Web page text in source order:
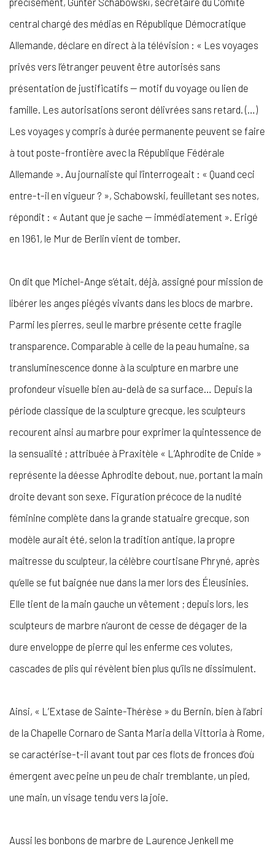
central chargé des médias en République Démocratique
Allemande, déclare en direct à la télévision : « Les voyages
privés vers l’étranger peuvent être autorisés sans
présentation de justificatifs — motif du voyage ou lien de
famille. Les autorisations seront délivrées sans retard. (…)
Les voyages y compris à durée permanente peuvent se faire
à tout poste-frontière avec la République Fédérale
Allemande ». Au journaliste qui l’interrogeait : « Quand ceci
entre-t-il en vigueur ? », Schabowski, feuilletant ses notes,
répondit : « Autant que je sache — immédiatement ». Erigé
en 1961, le Mur de Berlin vient de tomber.
On dit que Michel-Ange s’était, déjà, assigné pour mission de
libérer les anges piégés vivants dans les blocs de marbre.
Parmi les pierres, seul le marbre présente cette fragile
transparence. Comparable à celle de la peau humaine, sa
transluminescence donne à la sculpture en marbre une
profondeur visuelle bien au-delà de sa surface… Depuis la
période classique de la sculpture grecque, les sculpteurs
recourent ainsi au marbre pour exprimer la quintessence de
la sensualité ; attribuée à Praxitèle « L’Aphrodite de Cnide »
représente la déesse Aphrodite debout, nue, portant la main
droite devant son sexe. Figuration précoce de la nudité
féminine complète dans la grande statuaire grecque, son
modèle aurait été, selon la tradition antique, la propre
maîtresse du sculpteur, la célèbre courtisane Phryné, après
qu’elle se fut baignée nue dans la mer lors des Éleusinies.
Elle tient de la main gauche un vêtement ; depuis lors, les
sculpteurs de marbre n’auront de cesse de dégager de la
dure enveloppe de pierre qui les enferme ces volutes,
cascades de plis qui révèlent bien plus qu’ils ne dissimulent.
Ainsi, « L’Extase de Sainte-Thérèse » du Bernin, bien à l’abri
de la Chapelle Cornaro de Santa Maria della Vittoria à Rome,
se caractérise-t-il avant tout par ces flots de fronces d’où
émergent avec peine un peu de chair tremblante, un pied,
une main, un visage tendu vers la joie.
Aussi les bonbons de marbre de Laurence Jenkell me